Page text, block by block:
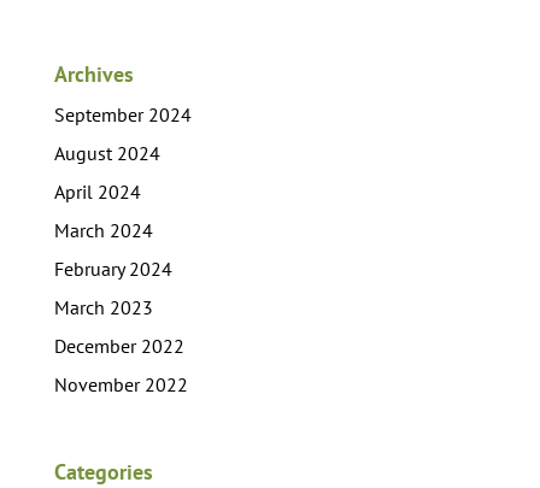
Archives
September 2024
August 2024
April 2024
March 2024
February 2024
March 2023
December 2022
November 2022
Categories